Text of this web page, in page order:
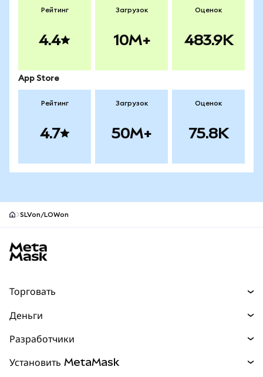
Рейтинг
4.4
Загрузок
10M+
Оценок
483.9K
App Store
Рейтинг
4.7
Загрузок
50M+
Оценок
75.8K
SLVon/LOWon
Торговать
Прогнозы
Перпы НОВИНКА
Деньги
mUSD
Разработчики
Установить MetaMask